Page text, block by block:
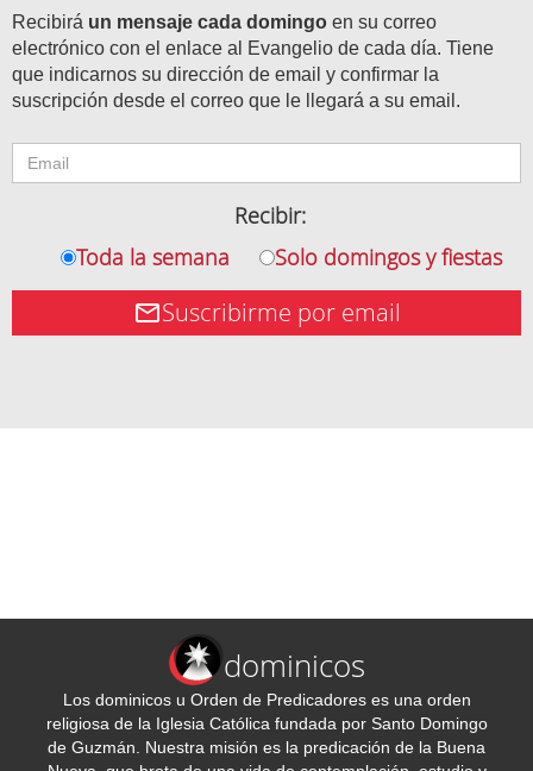
Recibirá un mensaje cada domingo en su correo
electrónico con el enlace al Evangelio de cada día. Tiene
que indicarnos su dirección de email y confirmar la
suscripción desde el correo que le llegará a su email.
Recibir:
Toda la semana
Solo domingos y fiestas
Suscribirme por email
dominicos
Los dominicos u Orden de Predicadores es una orden
religiosa de la Iglesia Católica fundada por Santo Domingo
de Guzmán. Nuestra misión es la predicación de la Buena